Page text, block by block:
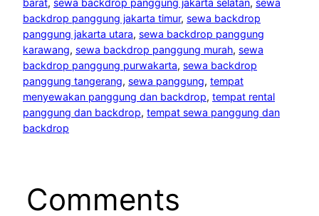
backdrop panggung jakarta timur, sewa backdrop
panggung jakarta utara, sewa backdrop panggung
karawang, sewa backdrop panggung murah, sewa
backdrop panggung purwakarta, sewa backdrop
panggung tangerang, sewa panggung, tempat
menyewakan panggung dan backdrop, tempat rental
panggung dan backdrop, tempat sewa panggung dan
backdrop
Comments